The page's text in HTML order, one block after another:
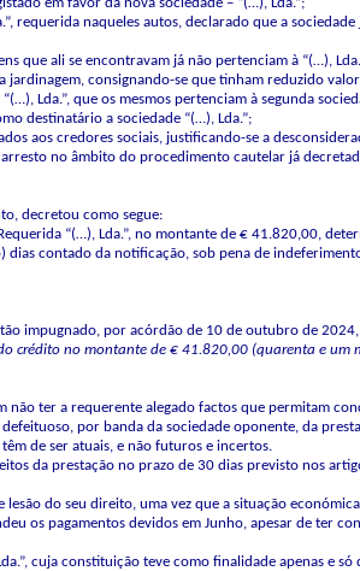
requerida naqueles autos, declarado que a
que ali se encontravam já não pertenciam à “(…),
consignando-se que tinham reduzido
Lda.”, que os mesmos pertenciam à segunda
destinatário a sociedade “(…), Lda.”;
aos credores sociais, justificando-se a
no âmbito do procedimento cautelar já
decretou como segue:
“(…), Lda.”, no montante de € 41.820,00,
contado da notificação, sob pena de
impugnado, por acórdão de 10 de outubro de
crédito no montante de € 41.820,00 (quarenta e um
ter a requerente alegado factos que permitam
por banda da sociedade oponente, da
de ser atuais, e não futuros e incertos.
da prestação no prazo de 30 dias previsto nos
do seu direito, uma vez que a situação
os pagamentos devidos em Junho, apesar de ter
cuja constituição teve como finalidade apenas e